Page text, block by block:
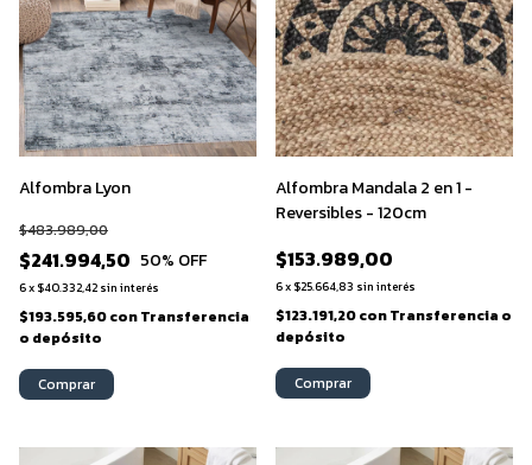
Alfombra Lyon
$241.994,50
$483.989,00
50% OFF
6x $40.332,42 sin interés
$193.595,60conTransferencia
o depósito
Comprar
Alfombra Mandala 2 en 1 -
Reversibles - 120cm
$153.989,00
6x $25.664,83 sin interés
$123.191,20conTransferencia o
depósito
Comprar